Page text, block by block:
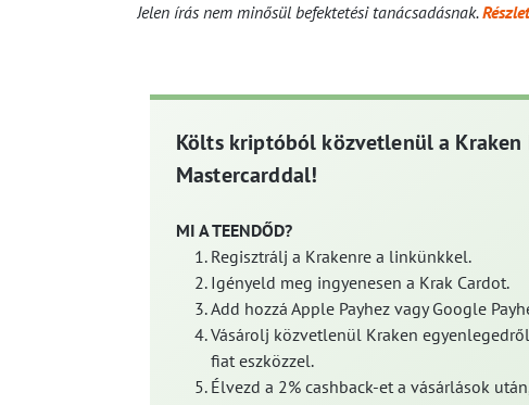
Jelen írás nem minősül befektetési tanácsadásnak.
Költs kriptóból közvetlenül a Kraken
Mastercarddal!
MI A TEENDŐD?
Regisztrálj a Krakenre a linkünkkel.
Igényeld meg ingyenesen a Krak Cardot.
Add hozzá Apple Payhez vagy Google
Vásárolj közvetlenül Kraken
fiat eszközzel.
Élvezd a 2% cashback-et a vásárlások